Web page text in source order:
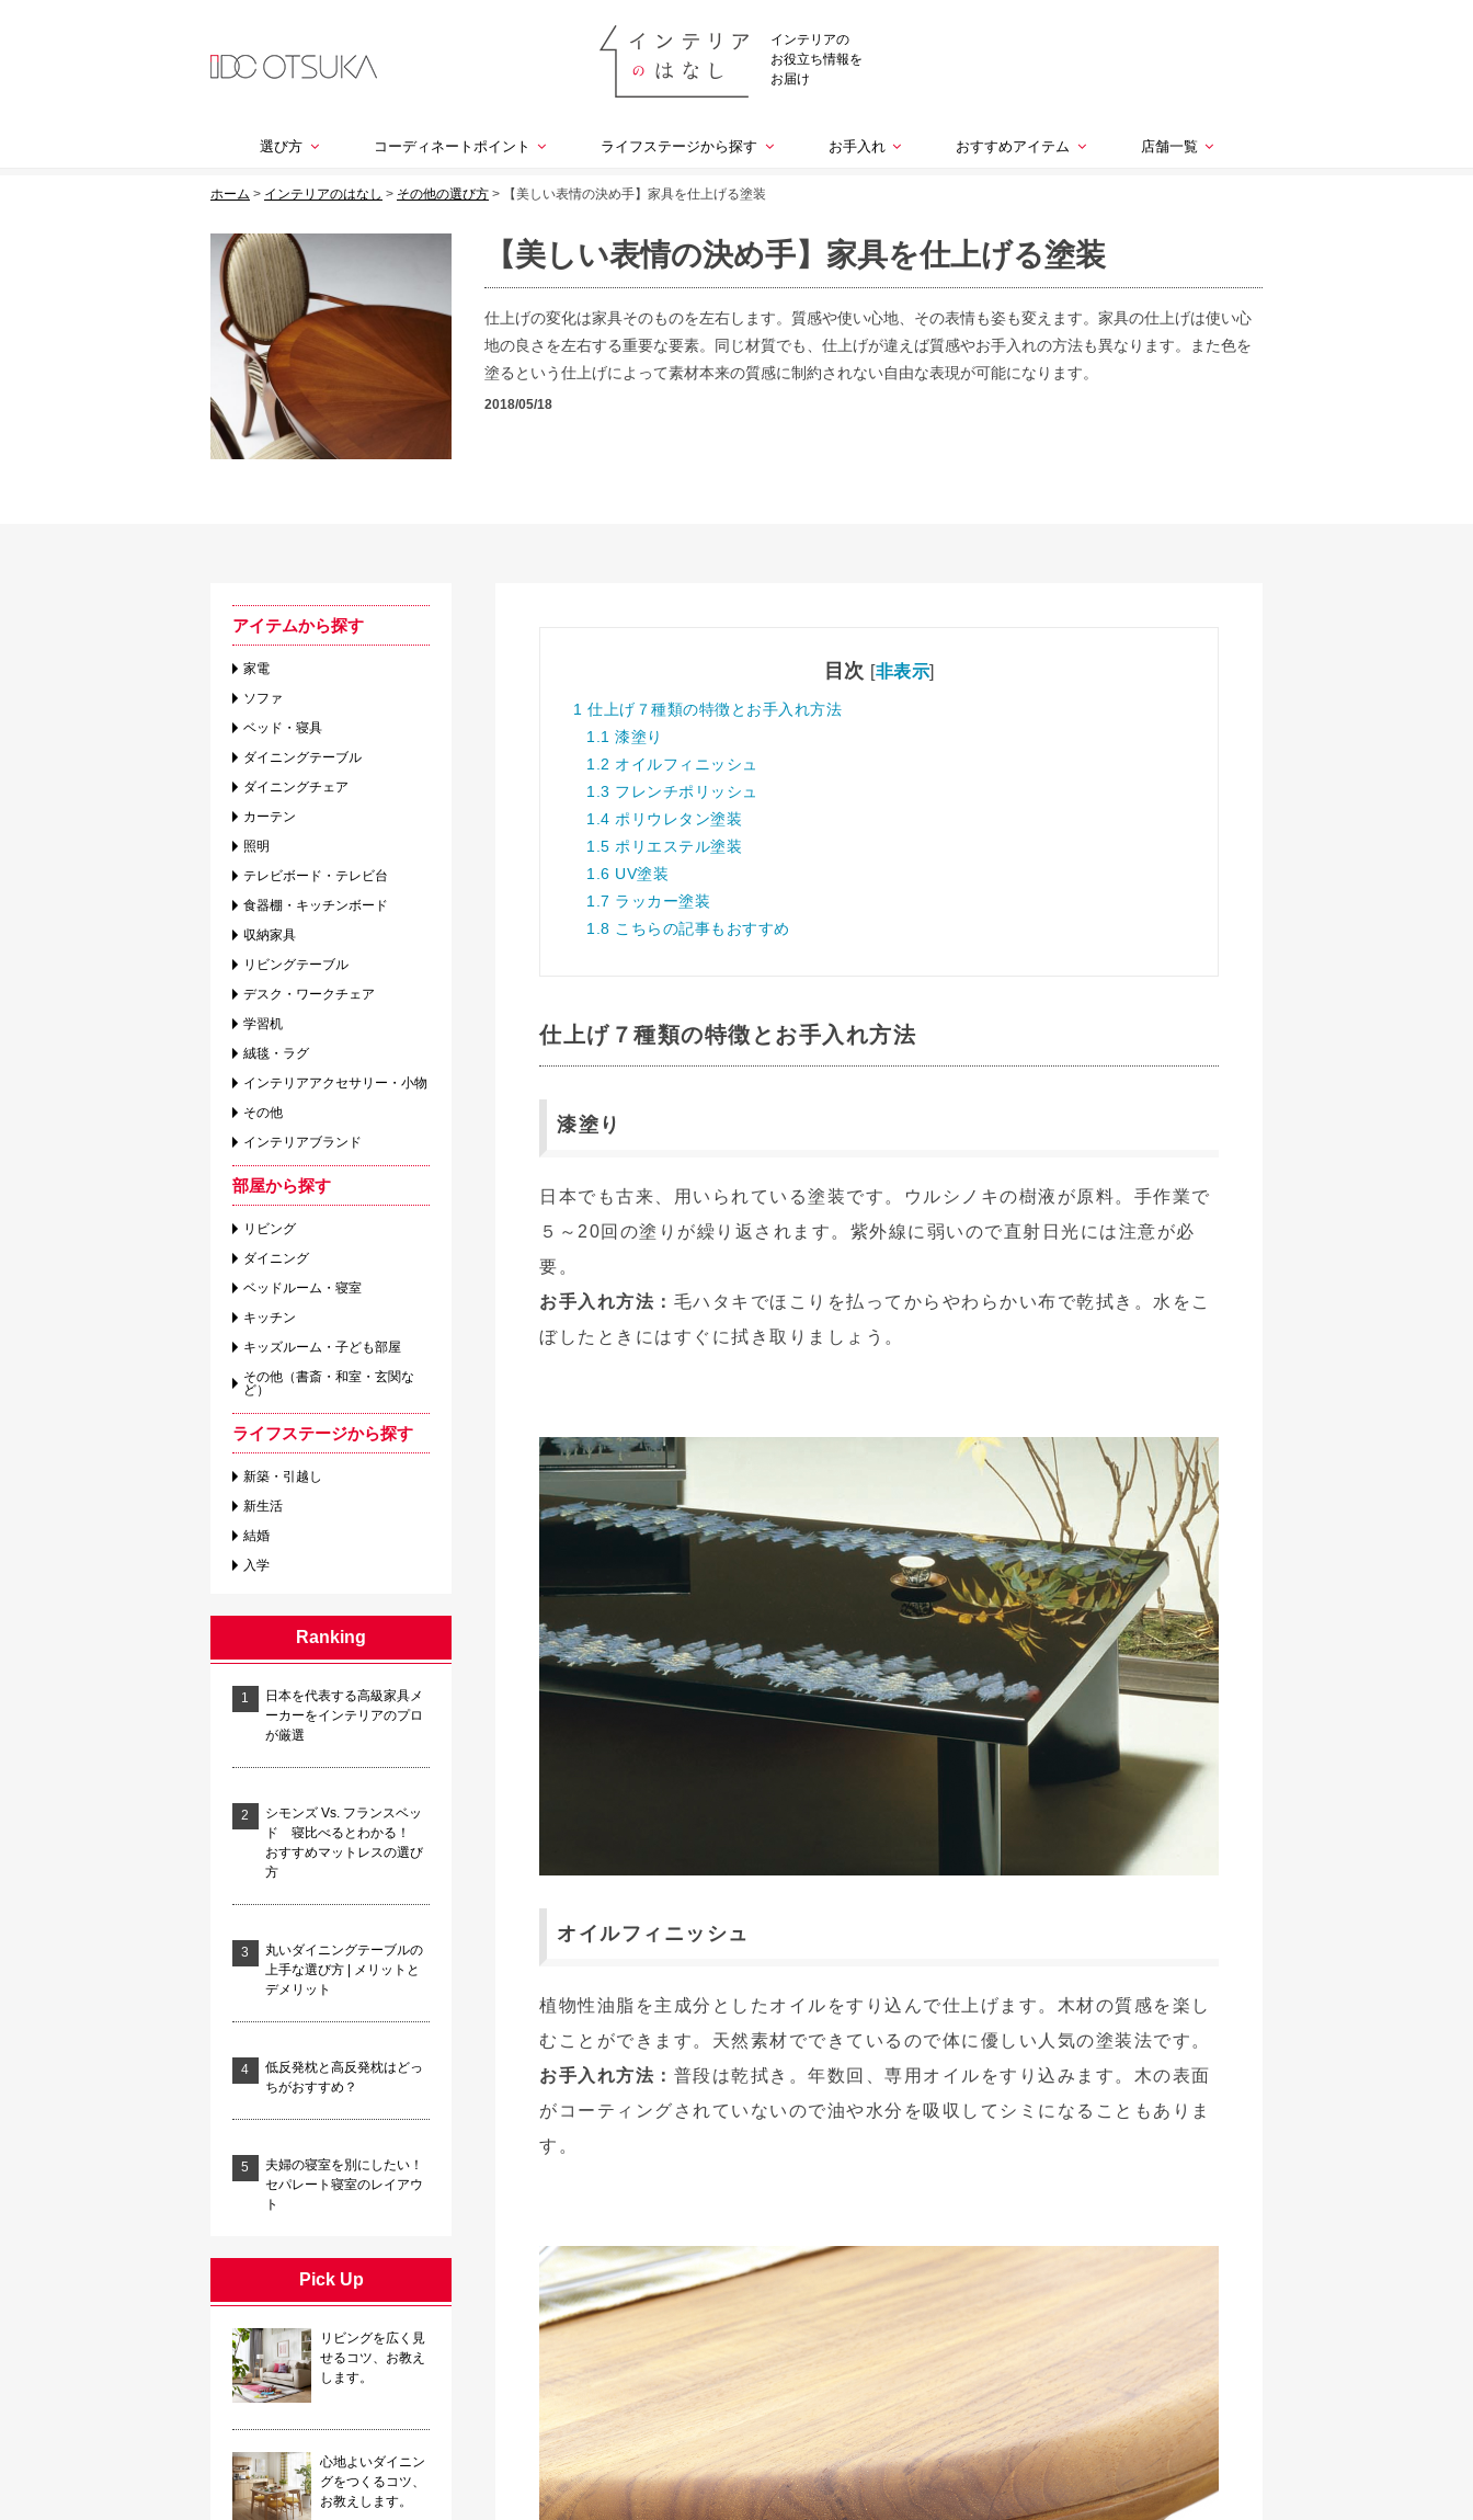
インテリアの
お役立ち情報を
お届け
選び方 コーディネートポイント ライフステージから探す お手入れ おすすめアイテム 店舗一覧
ホーム > インテリアのはなし > その他の選び方 > 【美しい表情の決め手】家具を仕上げる塗装
【美しい表情の決め手】家具を仕上げる塗装
仕上げの変化は家具そのものを左右します。質感や使い心地、その表情も姿も変えます。家具の仕上げは使い心
地の良さを左右する重要な要素。同じ材質でも、仕上げが違えば質感やお手入れの方法も異なります。また色を
塗るという仕上げによって素材本来の質感に制約されない自由な表現が可能になります。
2018/05/18
目次 [非表示]
1 仕上げ７種類の特徴とお手入れ方法
1.1 漆塗り
1.2 オイルフィニッシュ
1.3 フレンチポリッシュ
1.4 ポリウレタン塗装
1.5 ポリエステル塗装
1.6 UV塗装
1.7 ラッカー塗装
1.8 こちらの記事もおすすめ
仕上げ７種類の特徴とお手入れ方法
漆塗り
日本でも古来、用いられている塗装です。ウルシノキの樹液が原料。手作業で
５～20回の塗りが繰り返されます。紫外線に弱いので直射日光には注意が必
要。
お手入れ方法： 毛ハタキでほこりを払ってからやわらかい布で乾拭き。水をこ
ぼしたときにはすぐに拭き取りましょう。
オイルフィニッシュ
植物性油脂を主成分としたオイルをすり込んで仕上げます。木材の質感を楽し
むことができます。天然素材でできているので体に優しい人気の塗装法です。
お手入れ方法： 普段は乾拭き。年数回、専用オイルをすり込みます。木の表面
がコーティングされていないので油や水分を吸収してシミになることもありま
す。
アイテムから探す
家電
ソファ
ベッド・寝具
ダイニングテーブル
ダイニングチェア
カーテン
照明
テレビボード・テレビ台
食器棚・キッチンボード
収納家具
リビングテーブル
デスク・ワークチェア
学習机
絨毯・ラグ
インテリアアクセサリー・小物
その他
インテリアブランド
部屋から探す
リビング
ダイニング
ベッドルーム・寝室
キッチン
キッズルーム・子ども部屋
その他（書斎・和室・玄関な
ど）
ライフステージから探す
新築・引越し
新生活
結婚
入学
Ranking
日本を代表する高級家具メ
ーカーをインテリアのプロ
が厳選
シモンズ Vs. フランスベッ
ド 寝比べるとわかる！
おすすめマットレスの選び
方
丸いダイニングテーブルの
上手な選び方 | メリットと
デメリット
低反発枕と高反発枕はどっ
ちがおすすめ？
夫婦の寝室を別にしたい！
セパレート寝室のレイアウ
ト
Pick Up
リビングを広く見
せるコツ、お教え
します。
心地よいダイニン
グをつくるコツ、
お教えします。